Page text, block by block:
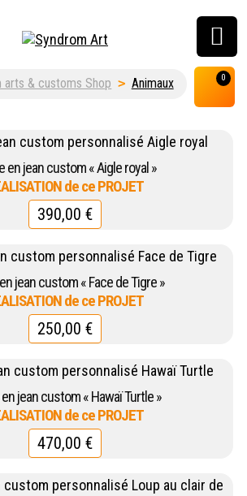
0
graffiti
arts & customs Shop > Animaux
en jean custom « Aigle royal »
390,00 €
jean custom « Face de Tigre »
250,00 €
jean custom « Hawaï Turtle »
470,00 €